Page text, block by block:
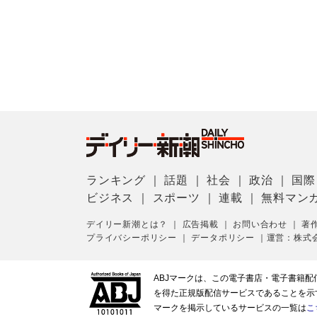
ランキング ｜話題 ｜社会 ｜政治 国際
ビジネス
スポーツ ｜連載 ｜無料マン
デイリー新潮とは？ 広告掲載 お問い合わせ ｜著
プライバシーポリシー
｜データポリシー 運営：株式
ABJマークは、この電子書店・電子書籍
を得た正規版配信サービスであることを
マークを掲示しているサービスの一覧はこ